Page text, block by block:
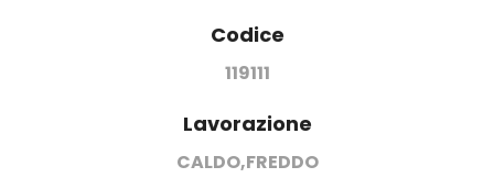
Codice
119111
Lavorazione
CALDO,FREDDO